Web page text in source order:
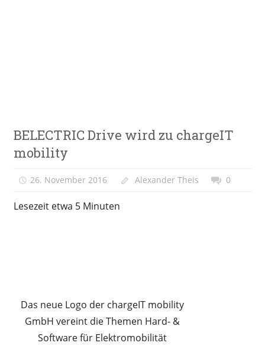
Meinung
&
BELECTRIC Drive wird zu chargeIT
mobility
26. November 2016 Alexander Theis 0
Lesezeit etwa 5 Minuten
Das neue Logo der chargeIT mobility
GmbH vereint die Themen Hard- &
Software für Elektromobilität